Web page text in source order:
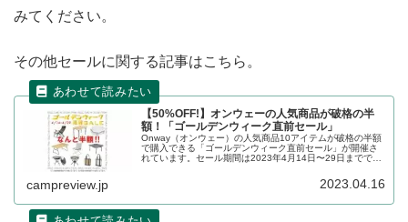
みてください。
その他セールに関する記事はこちら。
【50%OFF!】オンウェーの人気商品が破格の半
額！「ゴールデンウィーク直前セール」
Onway（オンウェー）の人気商品10アイテムが破格の半額
で購入できる「ゴールデンウィーク直前セール」が開催さ
れています。セール期間は2023年4月14日〜29日までで
campreview.jp 2023.04.16